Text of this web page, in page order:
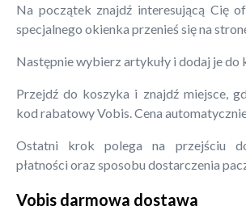
Na początek znajdź interesującą Cię
specjalnego okienka przenieś się na
Następnie wybierz artykuły i dodaj je do
Przejdź do koszyka i znajdź miejsce,
kod rabatowy Vobis. Cena
Ostatni krok polega na przejściu
płatności oraz sposobu dostarczenia
Vobis darmowa dostawa